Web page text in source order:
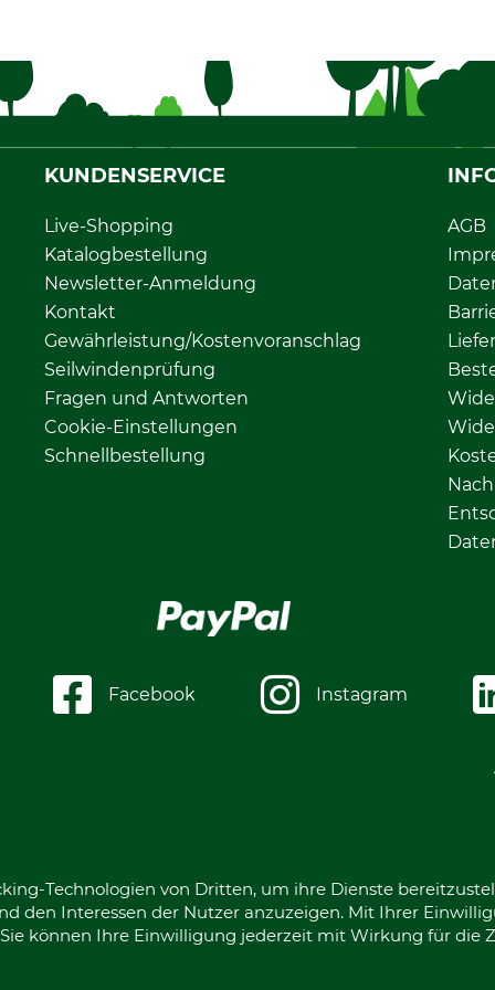
KUNDENSERVICE
Live-Shopping
Katalogbestellung
Newsletter-Anmeldung
Kontakt
Gewährleistung/Kostenvoranschlag
Seilwindenprüfung
Fragen und Antworten
Cookie-Einstellungen
Schnellbestellung
AGB
Facebook Instagram
Technologien von Dritten, um ihre Dienste
den Interessen der Nutzer anzuzeigen. Mit Ihrer
können Ihre Einwilligung jederzeit mit Wirkung für die